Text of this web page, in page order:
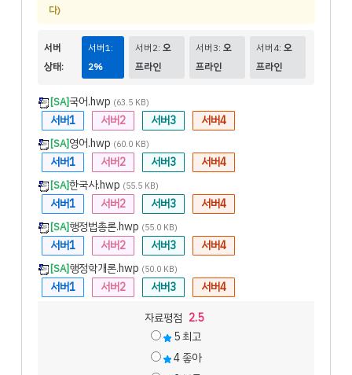
다)
서버
상태:
서버1:
2%
서버2: 오
프라인
서버3: 오
프라인
서버4: 오
프라인
[SA]국어.hwp (63.5 KB)
서버1 서버2 서버3 서버4
[SA]영어.hwp (60.0 KB)
서버1 서버2 서버3 서버4
[SA]한국사.hwp (55.5 KB)
서버1 서버2 서버3 서버4
[SA]행정법총론.hwp (55.0 KB)
서버1 서버2 서버3 서버4
[SA]행정학개론.hwp (50.0 KB)
서버1 서버2 서버3
서버4
자료평점 2.5
5최고
4좋아